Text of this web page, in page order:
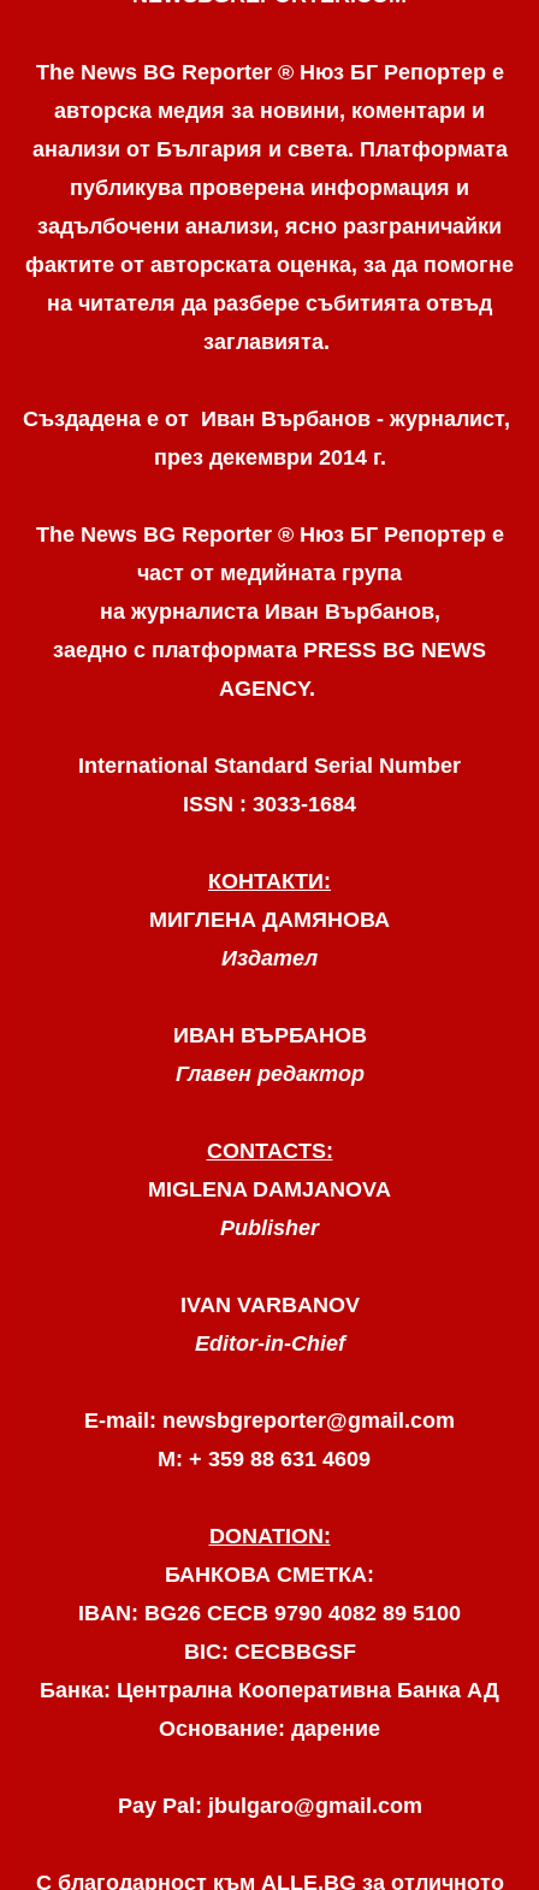
The News BG Reporter ® Нюз БГ Репортер е
авторска медия за новини, коментари и
анализи от България и света. Платформата
публикува проверена информация и
задълбочени анализи, ясно разграничaйки
фактите от авторската оценка, за да помогне
на читателя да разбере събитията отвъд
заглавията.
Създадена е от Иван Върбанов - журналист,
през декември 2014 г.
The News BG Reporter ® Нюз БГ Репортере
част от медийната група
на журналиста Иван Върбанов,
заедно с платформата PRESS BG NEWS
AGENCY.
International Standard Serial Number
ISSN : 3033-1684
КОНТАКТИ:
МИГЛЕНА ДАМЯНОВА
Издател
ИВАН ВЪРБАНОВ
Главен редактор
CONTACTS:
MIGLENA DAMJANOVA
Publisher
IVAN VARBANOV
Editor-in-Chief
E-mail: newsbgreporter@gmail.com
М: + 359 88 631 4609
DONATION:
БАНКОВА СМЕТКА:
IBAN: BG26 CECB 9790 4082 89 5100
BIC: CECBBGSF
Банка: Централна Кооперативна Банка АД
Основание: дарение
Pay Pal: jbulgaro@gmail.com
С благодарност към ALLE.BG за отличното